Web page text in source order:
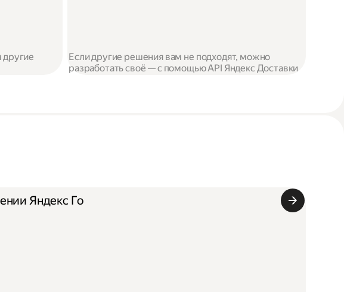
другие
Если другие решения вам не подходят, можно
разработать своё — с помощью API Яндекс Доставки
Яндекс Го